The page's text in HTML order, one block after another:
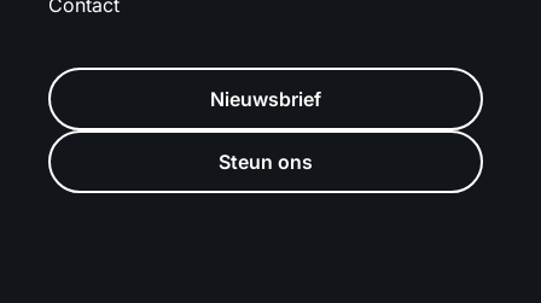
Contact
Nieuwsbrief
Steun ons